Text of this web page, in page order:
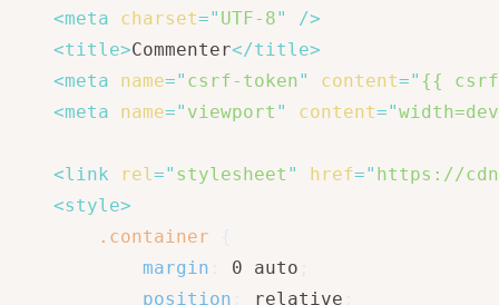
<meta charset=" UTF-8"
/>
<title>Commenter</title>
<meta name=" csrf-token" content=" {{
<meta name=" viewport " content="
<link rel=" stylesheet " href=" https://
<style>
.container
margin
0 auto
position
relative